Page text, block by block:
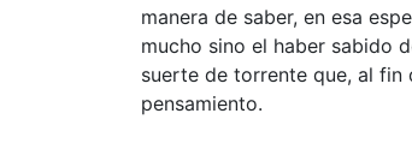
manera de saber, en esa
mucho sino el haber sabido
suerte de torrente que, al fin
pensamiento.